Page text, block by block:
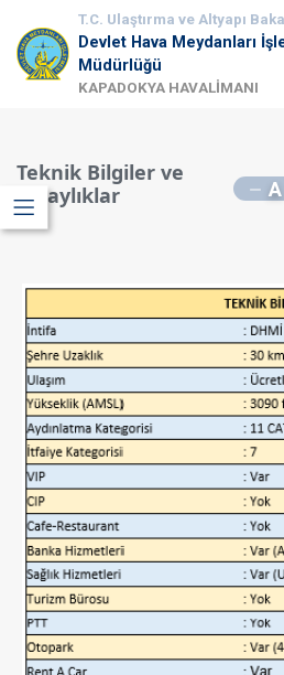
T.C. Ulaştırma ve Altyapı
Devlet Hava Meydanları
Müdürlüğü
KAPADOKYA HAVALİMANI
Teknik Bilgiler ve
Kolaylıklar
A